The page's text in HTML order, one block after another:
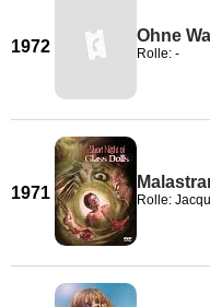
1972
Ohne
Rolle: -
1971 Rolle: